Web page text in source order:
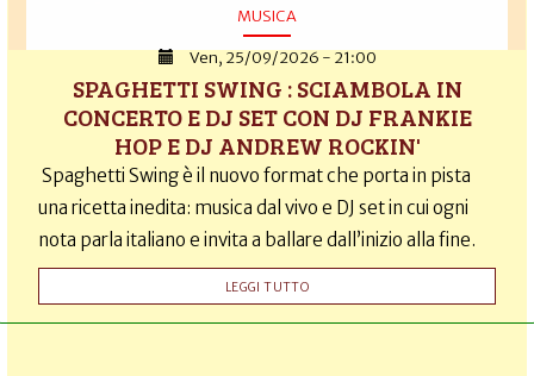
MUSICA
Ven, 25/09/2026 - 21:00
SPAGHETTI SWING : SCIAMBOLA IN
CONCERTO E DJ SET CON DJ FRANKIE
HOP E DJ ANDREW ROCKIN'
Spaghetti Swing è il nuovo format che porta in pista
una ricetta inedita: musica dal vivo e DJ set in cui ogni
nota parla italiano e invita a ballare dall’inizio alla fine.
LEGGI TUTTO